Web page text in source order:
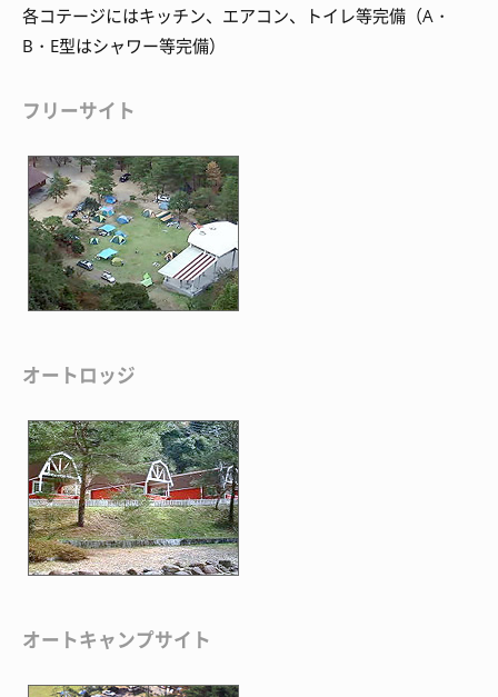
各コテージにはキッチン、エアコン、トイレ等完備（A・
B・E型はシャワー等完備）
フリーサイト
オートロッジ
オートキャンプサイト